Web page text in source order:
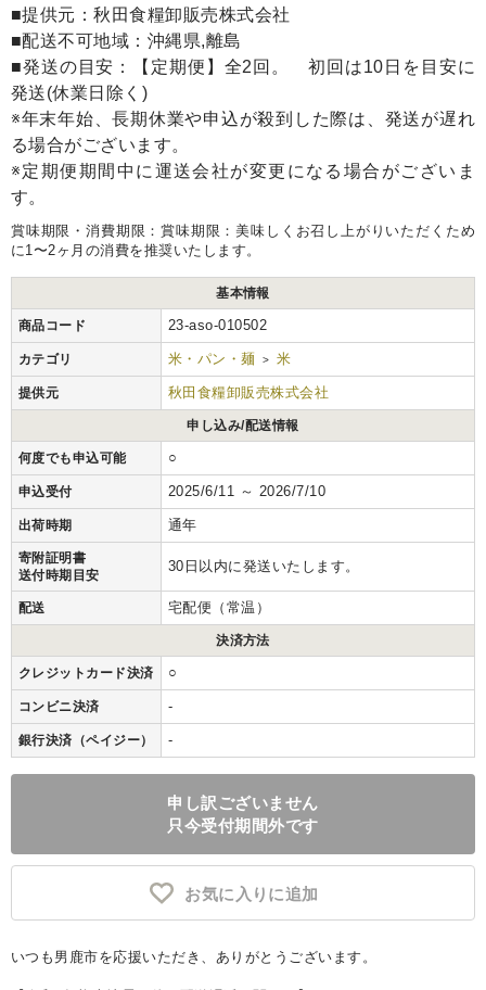
■提供元：秋田食糧卸販売株式会社
■配送不可地域：沖縄県,離島
■発送の目安：【定期便】全2回。 初回は10日を目安に
発送(休業日除く)
※年末年始、長期休業や申込が殺到した際は、発送が遅れ
る場合がございます。
※定期便期間中に運送会社が変更になる場合がございま
す。
賞味期限・消費期限：賞味期限：美味しくお召し上がりいただくため
に1〜2ヶ月の消費を推奨いたします。
基本情報
商品コード 23-aso-010502
カテゴリ 米・パン・麺 > 米
提供元 秋田食糧卸販売株式会社
申し込み/配送情報
何度でも申込可能 ○
申込受付 2025/6/11 ～ 2026/7/10
出荷時期 通年
寄附証明書
送付時期目安
30日以内に発送いたします。
配送 宅配便（常温）
決済方法
クレジットカード決済 ○
コンビニ決済 -
銀行決済（ペイジー） -
申し訳ございません
只今受付期間外です
お気に入りに追加
いつも男鹿市を応援いただき、ありがとうございます。